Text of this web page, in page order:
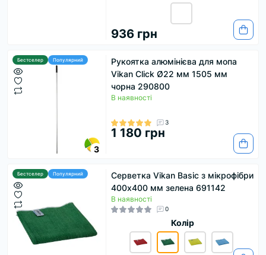
936 грн
Бестселер Популярний
3
Рукоятка алюмінієва для мопа
Vikan Click Ø22 мм 1505 мм
чорна 290800
В наявності
3
1 180 грн
Бестселер Популярний
Серветка Vikan Basic з мікрофібри
400х400 мм зелена 691142
В наявності
0
Колір